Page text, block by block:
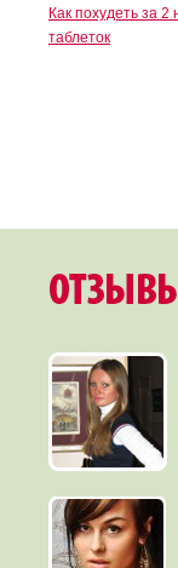
Как похудеть за
таблеток